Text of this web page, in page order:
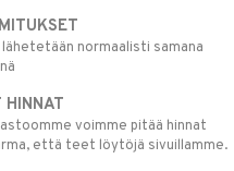
normaalisti samana
HINNAT
voimme pitää hinnat
että teet löytöjä sivuillamme.